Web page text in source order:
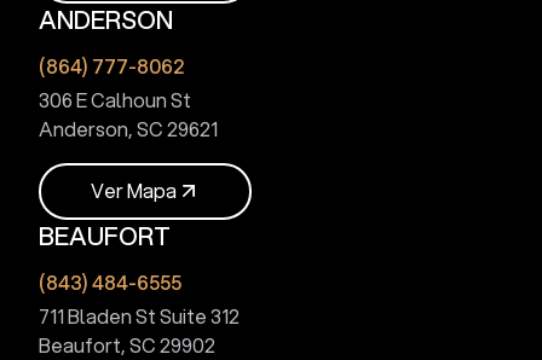
VerMapa
ANDERSON
(864) 777-8062
306 E Calhoun St
Anderson, SC 29621
VerMapa
Ve rMap
BEAUFORT
(843) 484-6555
711 Bladen St Suite 312
Beaufort, SC 29902